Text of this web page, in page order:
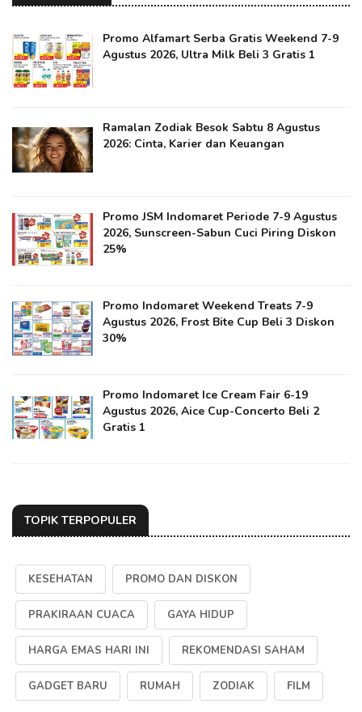
Promo Alfamart Serba Gratis Weekend 7-9
Agustus 2026, Ultra Milk Beli 3 Gratis 1
Ramalan Zodiak Besok Sabtu 8 Agustus
2026: Cinta, Karier dan Keuangan
Promo JSM Indomaret Periode 7-9 Agustus
2026, Sunscreen-Sabun Cuci Piring Diskon
25%
Promo Indomaret Weekend Treats 7-9
Agustus 2026, Frost Bite Cup Beli 3 Diskon
30%
Promo Indomaret Ice Cream Fair 6-19
Agustus 2026, Aice Cup-Concerto Beli 2
Gratis 1
TOPIK TERPOPULER
KESEHATAN PROMO DAN DISKON
PRAKIRAAN CUACA GAYA HIDUP
HARGA EMAS HARI INI REKOMENDASI SAHAM
GADGET BARU RUMAH ZODIAK FILM